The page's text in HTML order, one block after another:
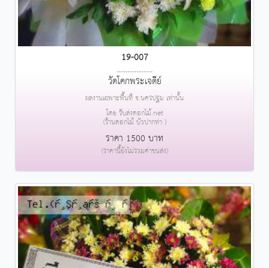
19-007
....................
วัดโคกพระเจดีย์
ผลงานเฉพาะพื้นที่ จ.นครปฐม เท่านั้น
โดย รับส่งดอกไม้.net
(ร้านดอกไม้ บัวปากท่า )
ราคา 1500 บาท
(ราคานี้ยังไม่รวมค่าขนส่ง)